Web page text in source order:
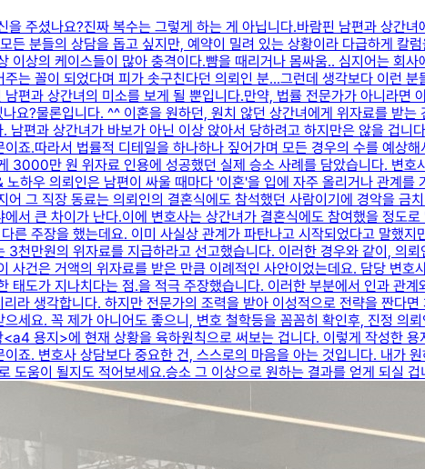
주셨나요?​진짜 복수는 그렇게 하는 게 아닙니다.바람핀 남편과 상간
든 분들의 상담을 돕고 싶지만, 예약이 밀려 있는 상황이라 다급하게 칼
이상의 케이스들이 많아 충격이다.​뺨을 때리거나 몸싸움.. 심지어는 회
는 꼴이 되었다며 피가 솟구친다던 의뢰인 분...​그런데 생각보다 이런
편과 상간녀의 미소를 보게 될 뿐입니다.​만약, 법률 전문가가 아니라
요?물론입니다. ^^ 이혼을 원하던, 원치 않던 상간녀에게 위자료를 받
편과 상간녀가 바보가 아닌 이상 앉아서 당하려고 하지만은 않을 겁
죠.​따라서 법률적 디테일을 하나하나 짚어가며 모든 경우의 수를 예상
3000만 원 위자료 인용에 성공했던 실제 승소 사례를 담았습니다. 변
하우 의뢰인은 남편이 싸울 때마다 '이혼'을 입에 자주 올리거나 관계
그 직장 동료는 의뢰인의 결혼식에도 참석했던 사람이기에 경악을
서 큰 차이가 난다.​이에 변호사는 상간녀가 결혼식에도 참여했을 정도
른 주장을 했는데요. ​이미 사실상 관계가 파탄나고 시작되었다고 말했
천만원의 위자료를 지급하라고 선고했습니다. ​이러한 경우와 같이, 의
사건은 거액의 위자료를 받은 만큼 이례적인 사안이었는데요. ​담당 변
태도가 지나치다는 점.을 적극 주장했습니다. ​이러한 부분에서 인과 관
라 생각합니다. ​하지만 전문가의 조력을 받아 이성적으로 전략을 짠다
세요. ​꼭 제가 아니어도 좋으니, 변호 철학등을 꼼꼼히 확인후, 진정 의
용지>에 현재 상황을 육하원칙으로 써보는 겁니다. ​이렇게 작성한
죠. 변호사 상담보다 중요한 건, 스스로의 마음을 아는 것입니다. ​내가
도움이 될지도 적어보세요.​승소 그 이상으로 원하는 결과를 얻게 되실 겁